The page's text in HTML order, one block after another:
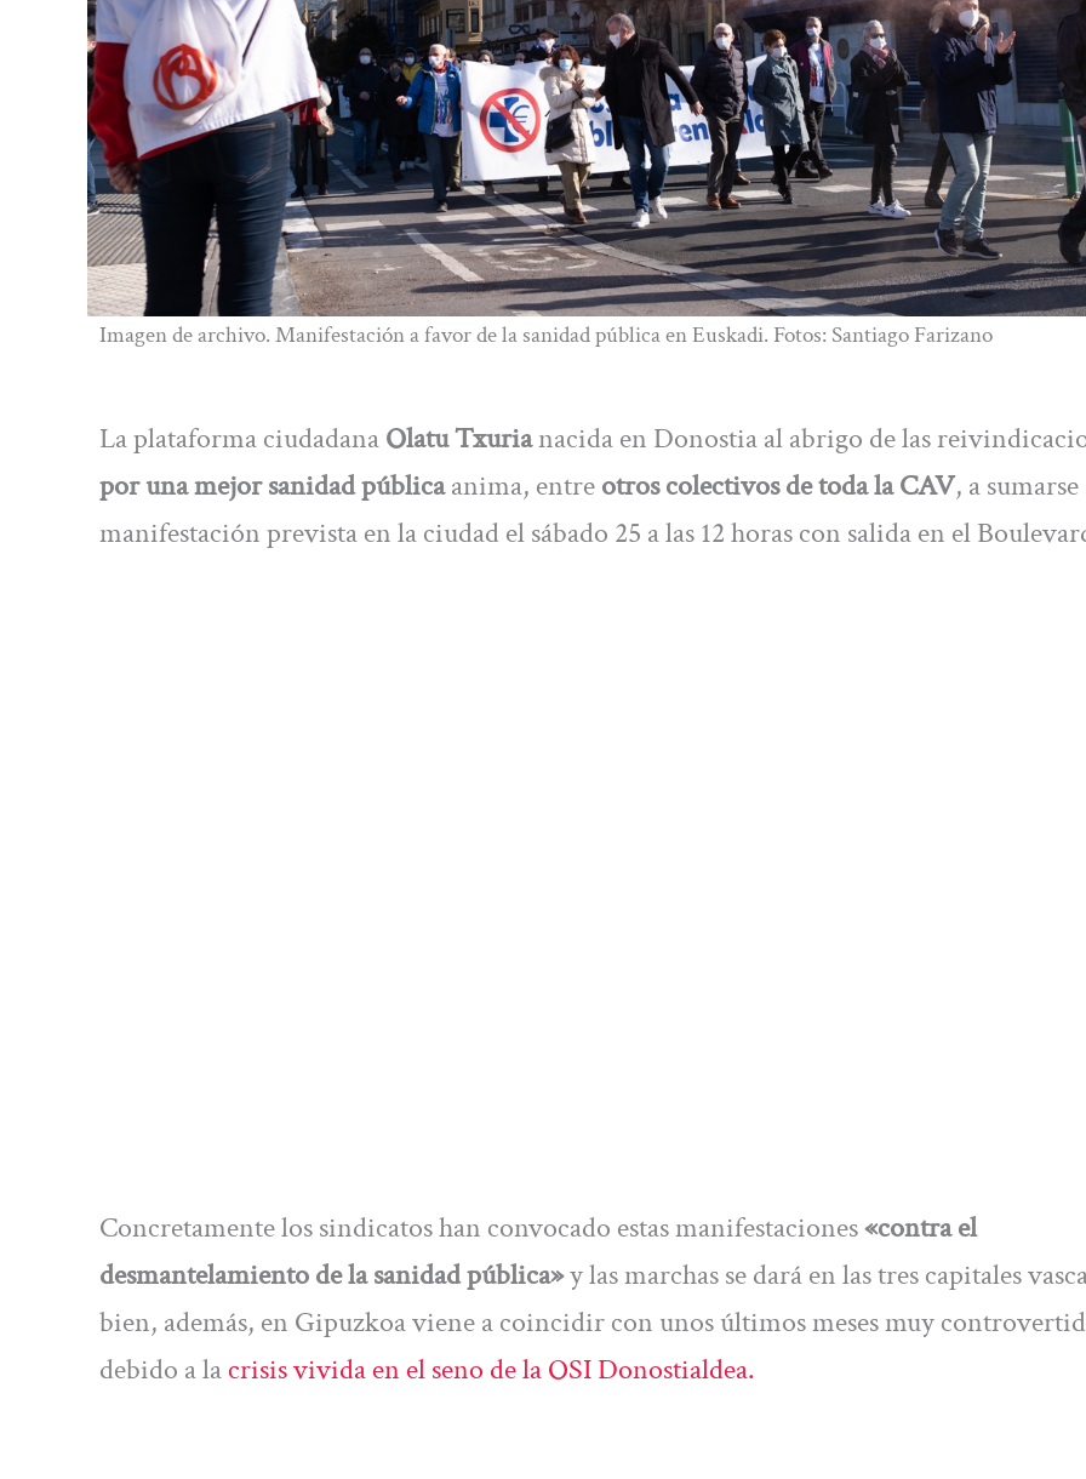
Imagen de archivo. Manifestación a favor de la sanidad pública en Euskadi. Fotos: Santiago Farizano
La plataforma ciudadanaOlatu Txurianacida en Donostia al abrigo de las
por una mejor sanidad públicaanima, entreotros colectivos de toda la CAV, a sumarse
manifestación prevista en la ciudad el sábado 25 a las 12 horas con salida en el
Concretamente los sindicatos han convocado estas manifestaciones«contra el
desmantelamiento de la sanidad pública»y las marchas se dará en las tres capitales
bien, además, en Gipuzkoa viene a coincidir con unos últimos meses muy
debido a lacrisis vivida en el seno de la OSI Donostialdea.